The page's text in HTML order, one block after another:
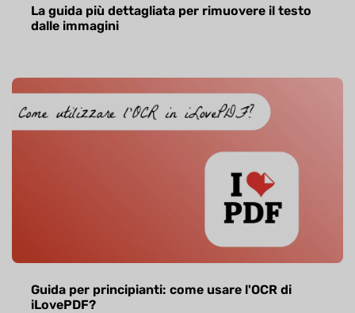
La guida più dettagliata per rimuovere il testo
dalle immagini
Guida per principianti: come usare l'OCR di
iLovePDF?